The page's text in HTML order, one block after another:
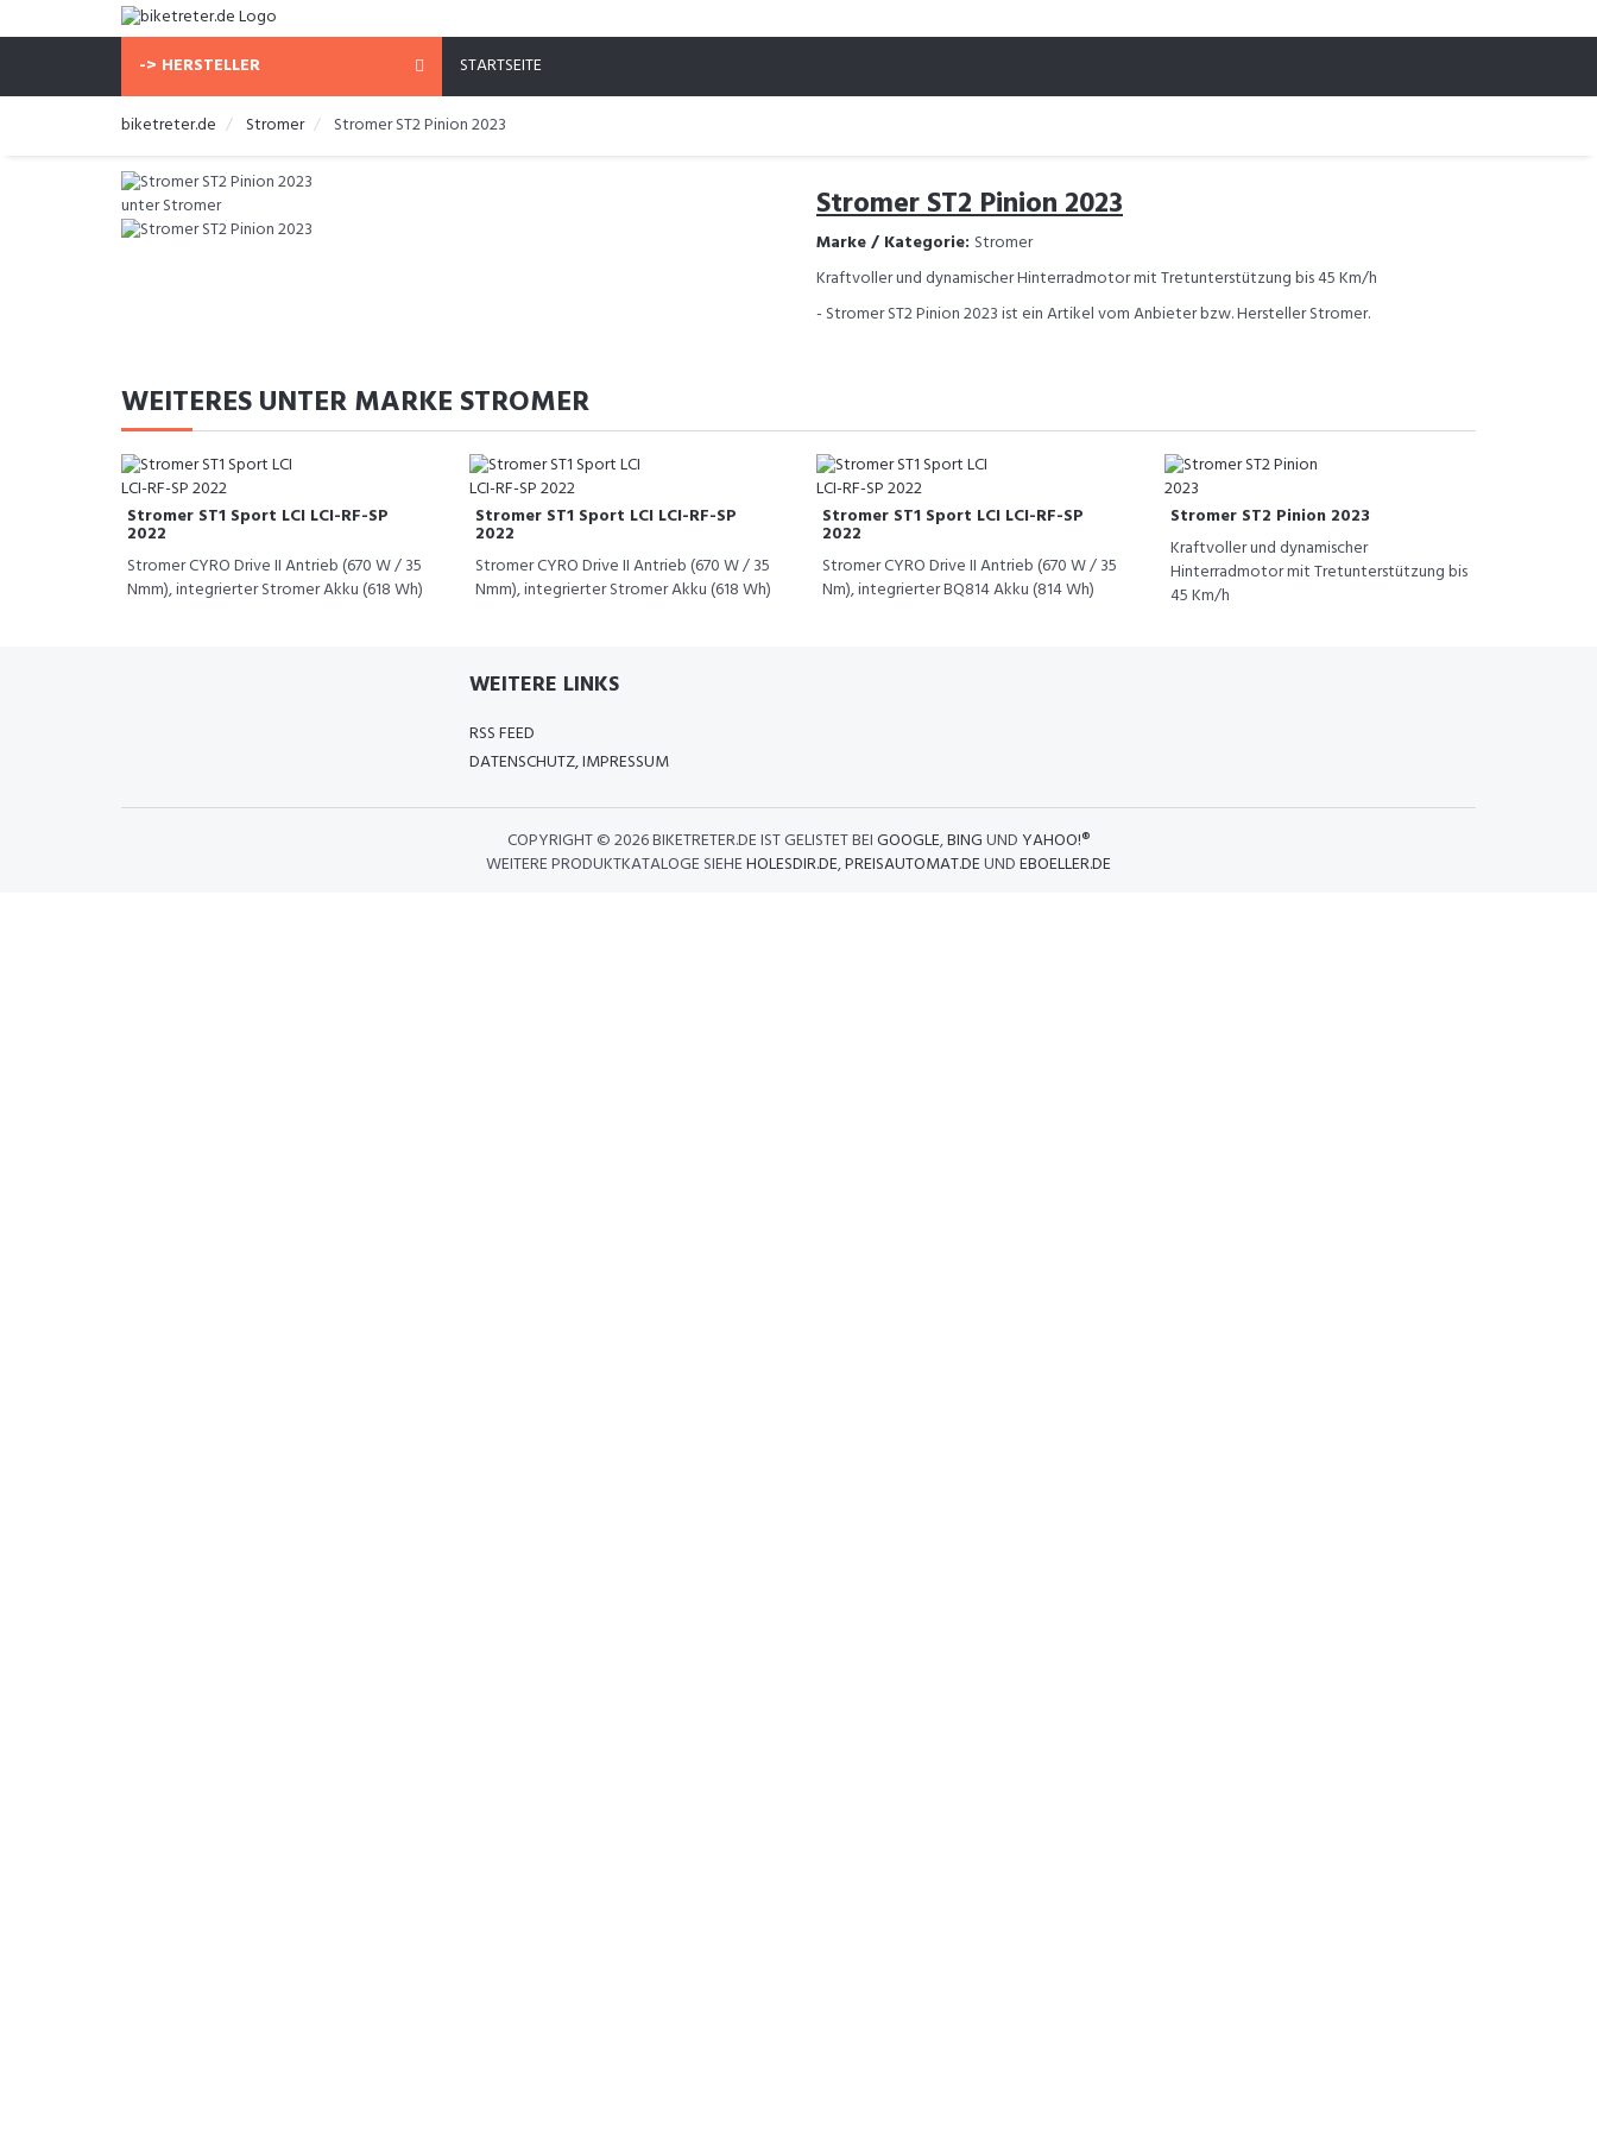
-> HERSTELLER STARTSEITE
biketreter.de Stromer Stromer ST2 Pinion 2023
Stromer ST2 Pinion 2023
Marke / Kategorie: Stromer
Kraftvoller und dynamischer Hinterradmotor mit Tretunterstützung bis 45 Km/h
- Stromer ST2 Pinion 2023 ist ein Artikel vom Anbieter bzw. Hersteller Stromer.
WEITERES UNTER MARKE STROMER
Stromer ST1 Sport LCI LCI-RF-SP
2022
Stromer CYRO Drive II Antrieb (670 W / 35
Nmm), integrierter Stromer Akku (618 Wh)
Stromer ST1 Sport LCI LCI-RF-SP
2022
Stromer CYRO Drive II Antrieb (670 W / 35
Nmm), integrierter Stromer Akku (618 Wh)
Stromer ST1 Sport LCI LCI-RF-SP
2022
Stromer CYRO Drive II Antrieb (670 W / 35
Nm), integrierter BQ814 Akku (814 Wh)
Stromer ST2 Pinion 2023
Kraftvoller und dynamischer
Hinterradmotor mit Tretunterstützung bis
45 Km/h
WEITERE LINKS
RSS FEED
DATENSCHUTZ, IMPRESSUM
COPYRIGHT ©2026 BIKETRETER.DE IST GELISTET BEIGOOGLE,BINGUND YAHOO!®
WEITERE PRODUKTKATALOGE SIEHEHOLESDIR.DE,PREISAUTOMAT.DEUNDEBOELLER.DE